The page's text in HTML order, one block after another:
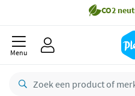
Gratis
Gratis
Menu